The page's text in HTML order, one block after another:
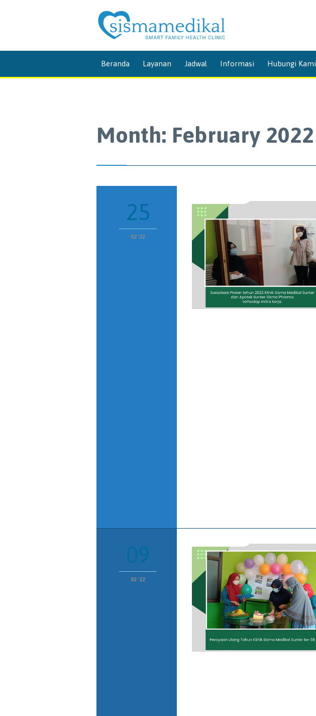
Beranda Layanan Jadwal Informasi Hubungi Kami
Month: February 2022
25
02 '22
09
02 '22